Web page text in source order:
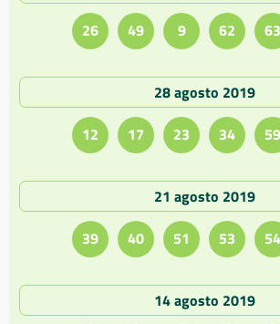
26
49 9 62 63
28 agosto 2019
12
17 23 34 59
21 agosto 2019
39
40 51 53 54
14 agosto 2019